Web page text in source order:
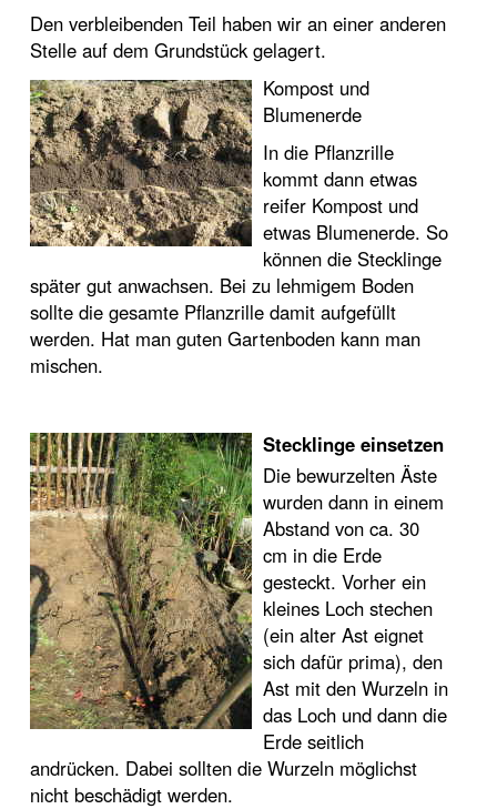
Den verbleibenden Teil haben wir an einer anderen
Stelle auf dem Grundstück gelagert.
Kompost und
Blumenerde
In die Pflanzrille
kommt dann etwas
reifer Kompost und
etwas Blumenerde. So
können die Stecklinge
später gut anwachsen. Bei zu lehmigem Boden
sollte die gesamte Pflanzrille damit aufgefüllt
werden. Hat man guten Gartenboden kann man
mischen.
Stecklinge einsetzen
Die bewurzelten Äste
wurden dann in einem
Abstand von ca. 30
cm in die Erde
gesteckt. Vorher ein
kleines Loch stechen
(ein alter Ast eignet
sich dafür prima), den
Ast mit den Wurzeln in
das Loch und dann die
Erde seitlich
andrücken. Dabei sollten die Wurzeln möglichst
nicht beschädigt werden.